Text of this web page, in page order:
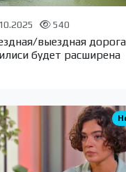
540
выездная
будет расширена